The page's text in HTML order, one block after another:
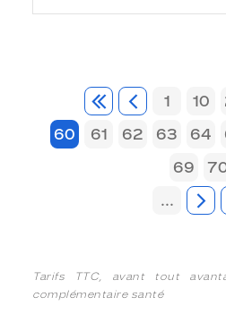
1 10
60
61 62 63 64
69
...
Tarifs TTC, avant tout
complémentaire santé